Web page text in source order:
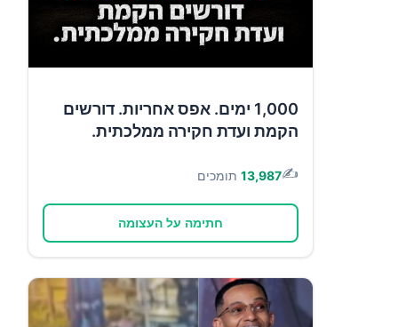
1,000 ימים. אפס אחריות. דורשים
הקמת ועדת חקירה ממלכתית.
✍️
13,987 תומכים
חתימה על העצומה